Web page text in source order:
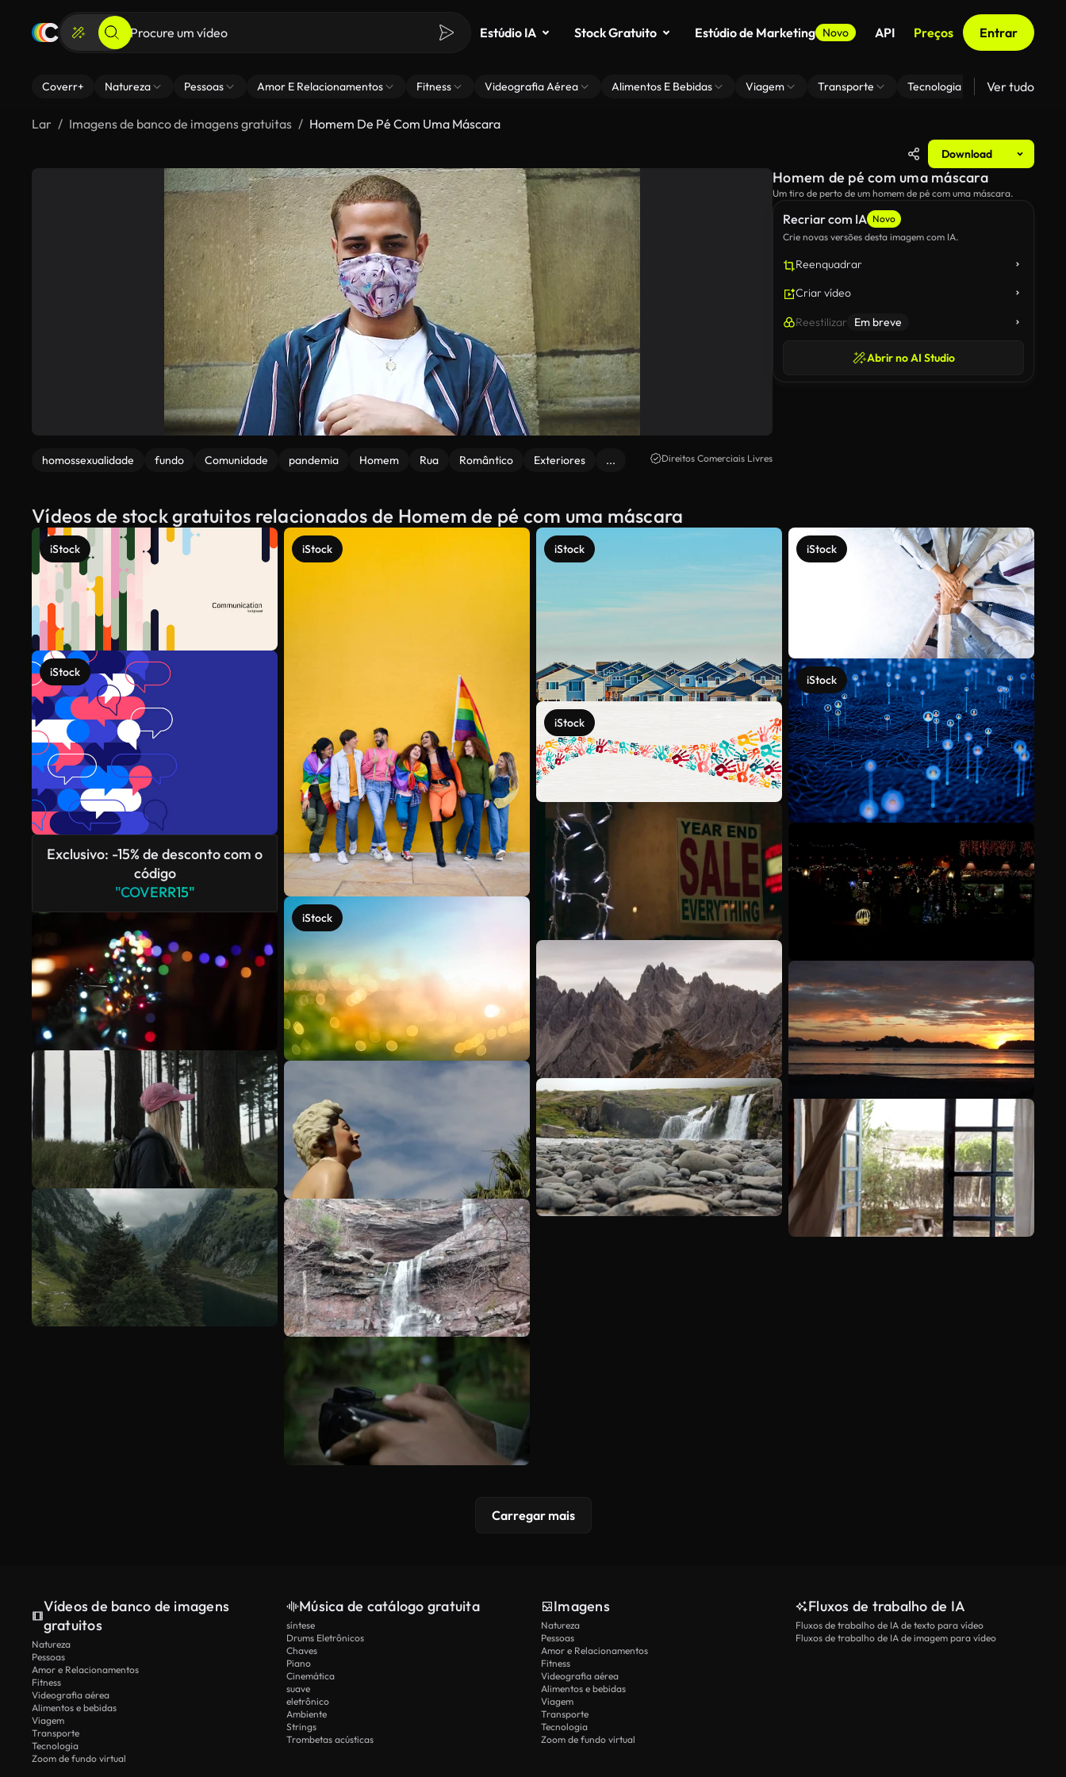
Estúdio IA Stock Gratuito Estúdio de Marketing Novo API Preços Entrar
Coverr+ Natureza Pessoas Amor E Relacionamentos Fitness Videografia Aérea Alimentos E Bebidas Viagem Transporte Tecnologia Zoom De
Ver tudo
Lar Imagens de banco de imagens gratuitas Homem De Pé Com Uma Máscara
Download
homossexualidade fundo Comunidade pandemia Homem Rua Romântico Exteriores ... Direitos Comerciais Livres
Recriar com IA Novo
Crie novas versões desta imagem com IA.
Reenquadrar
Criar vídeo
Reestilizar Em breve
Abrir no AI Studio
Homem de pé com uma máscara
Um tiro de perto de um homem de pé com uma máscara.
Vídeos de stock gratuitos relacionados de Homem de pé com uma máscara
iStock
iStock
Exclusivo: -15% de desconto com o
código
"COVERR15"
iStock
iStock
iStock
iStock
iStock
iStock
Veja mais
Carregar mais
Vídeos de banco de imagens
gratuitos
Natureza
Pessoas
Amor e Relacionamentos
Fitness
Videografia aérea
Alimentos e bebidas
Viagem
Transporte
Tecnologia
Zoom de fundo virtual
Música de catálogo gratuita
síntese
Drums Eletrônicos
Chaves
Piano
Cinemática
suave
eletrônico
Ambiente
Strings
Trombetas acústicas
Imagens
Natureza
Pessoas
Amor e Relacionamentos
Fitness
Videografia aérea
Alimentos e bebidas
Viagem
Transporte
Tecnologia
Zoom de fundo virtual
Fluxos de trabalho de IA
Fluxos de trabalho de IA de texto para vídeo
Fluxos de trabalho de IA de imagem para vídeo